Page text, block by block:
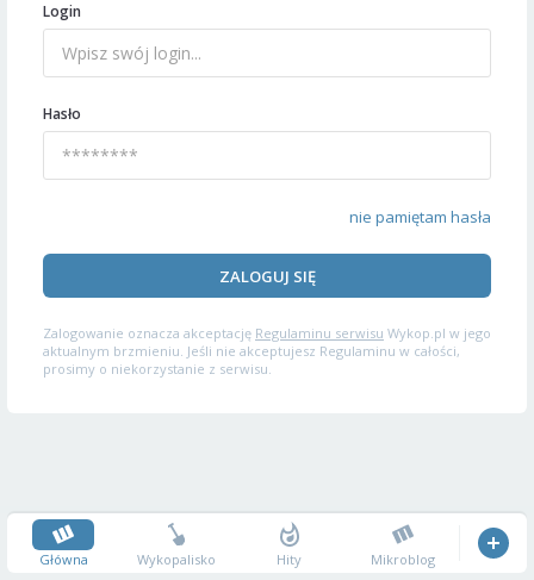
Login
Hasło
nie pamiętam hasła
ZALOGUJ SIĘ
Zalogowanie oznacza akceptację Regulaminu serwisu Wykop.pl w jego
aktualnym brzmieniu. Jeśli nie akceptujesz Regulaminu w całości,
prosimy o niekorzystanie z serwisu.
Główna Wykopalisko Hity Mikroblog